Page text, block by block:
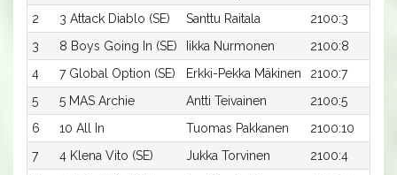
2
3 Attack Diablo (SE) Santtu Raitala 2100:3
3
8 Boys Going In (SE) Iikka Nurmonen 2100:8
4
7 Global Option (SE) Erkki-Pekka Mäkinen 2100:7
5
5 MAS Archie Antti Teivainen 2100:5
6
10 All In Tuomas Pakkanen 2100:10
7
4 Klena Vito (SE) Jukka Torvinen 2100:4